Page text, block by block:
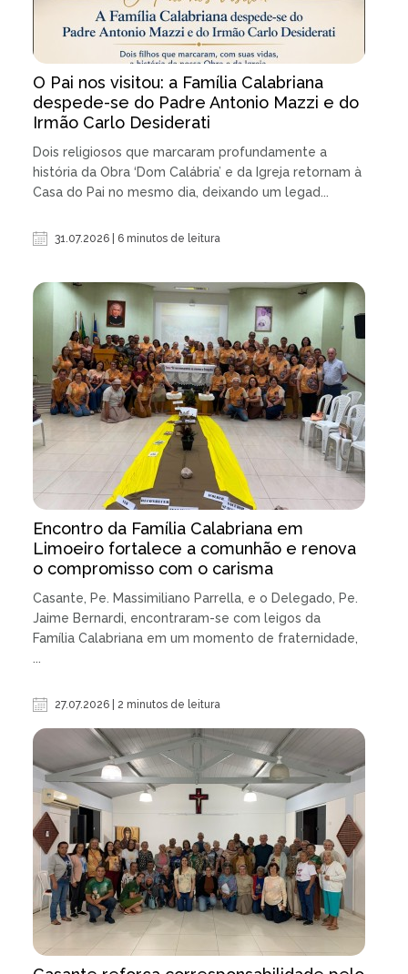
O Pai nos visitou: a Família Calabriana
despede-se do Padre Antonio Mazzi e do
Irmão Carlo Desiderati
Dois religiosos que marcaram profundamente a
história da Obra ‘Dom Calábria’ e da Igreja retornam à
Casa do Pai no mesmo dia, deixando um legad...
31.07.2026 | 6 minutos de leitura
Encontro da Família Calabriana em
Limoeiro fortalece a comunhão e renova
o compromisso com o carisma
Casante, Pe. Massimiliano Parrella, e o Delegado, Pe.
Jaime Bernardi, encontraram-se com leigos da
Família Calabriana em um momento de fraternidade,
...
27.07.2026 | 2 minutos de leitura